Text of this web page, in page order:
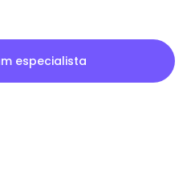
especialista